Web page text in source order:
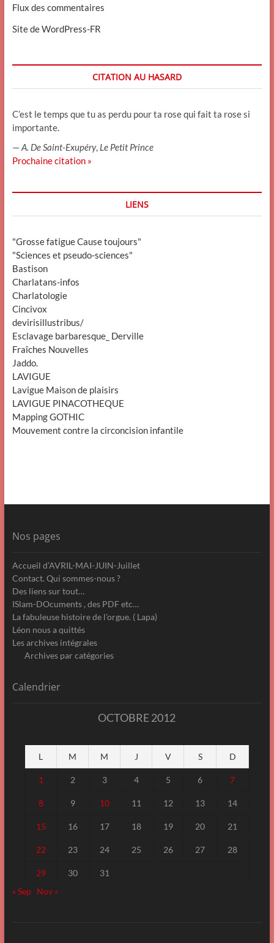
Flux des commentaires
Site de WordPress-FR
CITATION AU HASARD
C’est le temps que tu as perdu pour ta rose qui fait ta rose si
importante.
—A. De Saint-Exupéry, Le Petit Prince
Prochaine citation »
LIENS
"Grosse fatigue Cause toujours"
"Sciences et pseudo-sciences"
Bastison
Charlatans-infos
Charlatologie
Cincivox
devirisillustribus/
Esclavage barbaresque_ Derville
Fraîches Nouvelles
Jaddo.
LAVIGUE
Lavigue Maison de plaisirs
LAVIGUE PINACOTHEQUE
Mapping GOTHIC
Mouvement contre la circoncision infantile
Nos pages
Accueil d’AVRIL-MAI-JUIN-Juillet
Contact. Qui sommes-nous ?
Des liens sur tout…
ISlam-DOcuments , des PDF etc…
La fabuleuse histoire de l’orgue. ( Lapa)
Léon nous a quittés
Les archives intégrales
Archives par catégories
Calendrier
OCTOBRE 2012
L M M J V S D
1 2 3 4 5 6 7
8 9 10 11 12 13 14
15 16 17 18 19 20 21
22 23 24 25 26 27 28
29 30
31
« Sep
Nov »